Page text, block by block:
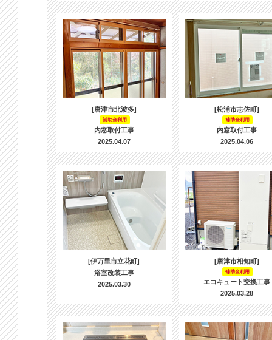
[唐津市北波多]
補助金利用
内窓取付工事
2025.04.07
[松浦市志佐町]
補助金利用
内窓取付工事
2025.04.06
[伊万里市立花町]
浴室改装工事
2025.03.30
[唐津市相知町]
補助金利用
エコキュート交換工事
2025.03.28